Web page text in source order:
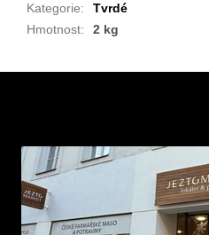
Kategorie:
Tvrdé
Hmotnost: 2 kg